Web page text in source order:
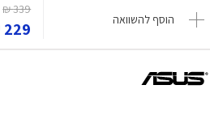
הוסף להשוואה
339 ₪
229 ₪